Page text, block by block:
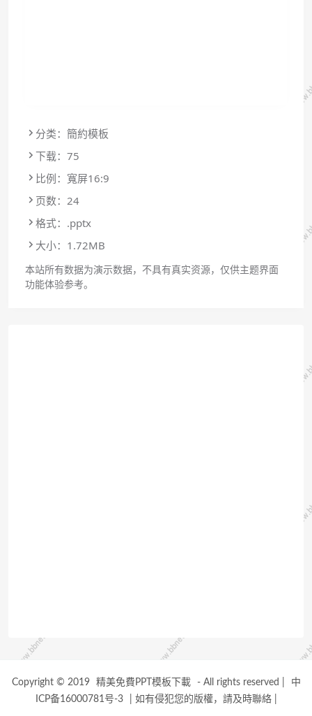
分类：簡約模板
下载：75
比例：寬屏16:9
页数：24
格式：.pptx
大小：1.72MB
本站所有数据为演示数据，不具有真实资源，仅供主题界面
功能体验参考。
Copyright © 2019 精美免費PPT模板下載 - All rights reserved
中
ICP备16000781号-3
如有侵犯您的版權，請及時聯絡|